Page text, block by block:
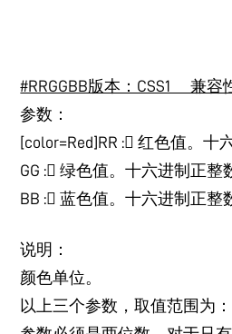
#RRGGBB版本：CSS1 兼容
参数：
[color=Red]RR : 红色值。十
GG : 绿色值。十六进制正整
BB : 蓝色值。十六进制正整
说明：
颜色单位。
以上三个参数，取值范围为：